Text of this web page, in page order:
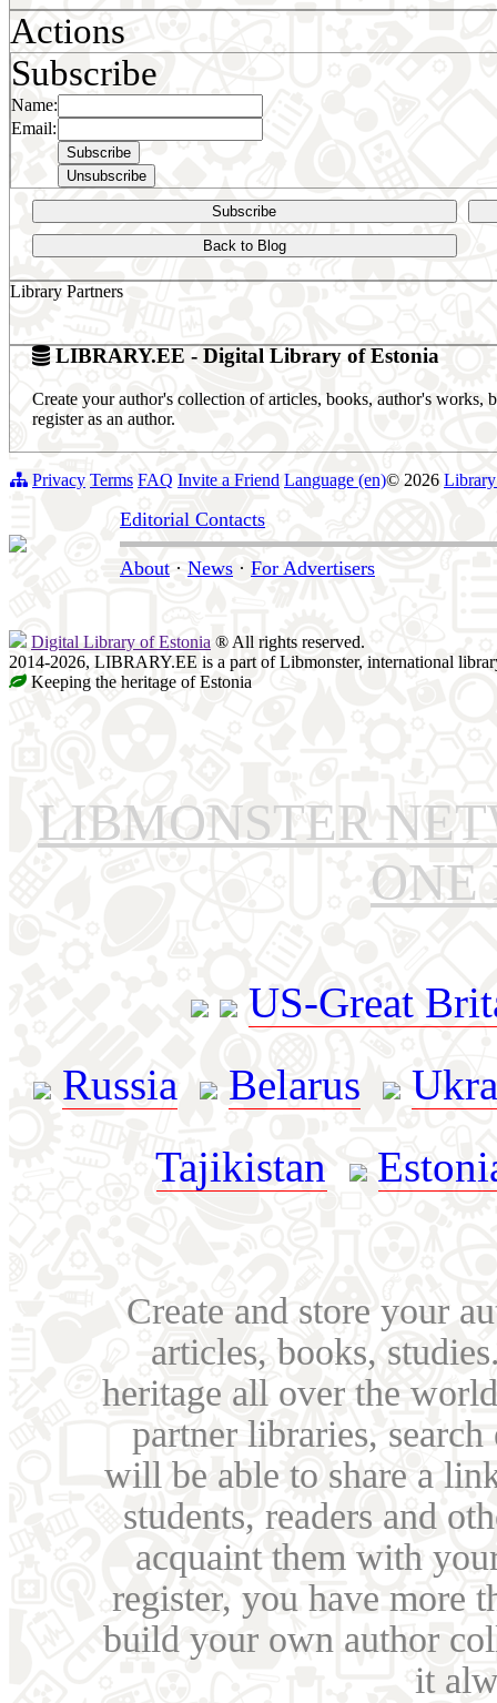
Actions
Subscribe
Name:
Email:
Subscribe
Back to Blog
Library Partners
LIBRARY.EE - Digital Library of Estonia
Create your author's collection of articles, books, author's
register as an author.
Privacy Terms FAQ Invite a Friend Language (en)© 2026
Editorial Contacts
About · News · For Advertisers
Digital Library of Estonia ® All rights reserved.
2014-2026, LIBRARY.EE is a part of Libmonster, international
Keeping the heritage of Estonia
LIBMONSTER
ONE
US-Great
Russia
Belarus
Tajikistan
Create and store your
articles, books,
heritage all over the
partner libraries,
will be able to share a
students, readers and
acquaint them with
register, you have more
build your own author
it